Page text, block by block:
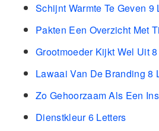
Schijnt Warmte Te Geven 9
Pakten Een Overzicht Met
Grootmoeder Kijkt Wel Uit
Lawaai Van De Branding 8
Zo Gehoorzaam Als Een
Dienstkleur 6 Letters